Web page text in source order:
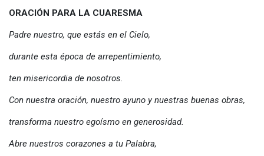
ORACIÓN PARA LA CUARESMA
Padre nuestro, que estás en el Cielo,
durante esta época de arrepentimiento,
ten misericordia de nosotros.
Con nuestra oración, nuestro ayuno y nuestras buenas obras,
transforma nuestro egoísmo en generosidad.
Abre nuestros corazones a tu Palabra,